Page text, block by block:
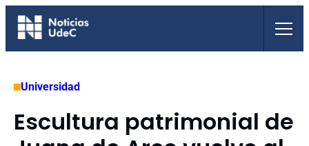
Saltar
Universidad
Escultura patrimonial de